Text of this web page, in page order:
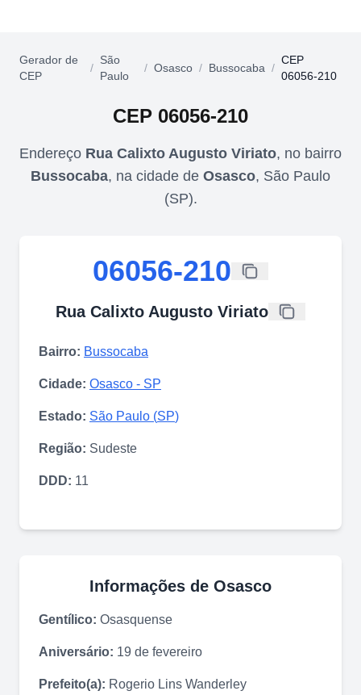
Gerador de
CEP
/
São
Paulo
/ Osasco / Bussocaba /
CEP
06056-210
CEP 06056-210
Endereço Rua Calixto Augusto Viriato, no bairro
Bussocaba, na cidade de Osasco, São Paulo
(SP).
06056-210
Rua Calixto Augusto Viriato
Bairro: Bussocaba
Cidade: Osasco - SP
Estado: São Paulo (SP)
Região: Sudeste
DDD: 11
Informações de Osasco
Gentílico: Osasquense
Aniversário: 19 de fevereiro
Prefeito(a): Rogerio Lins Wanderley